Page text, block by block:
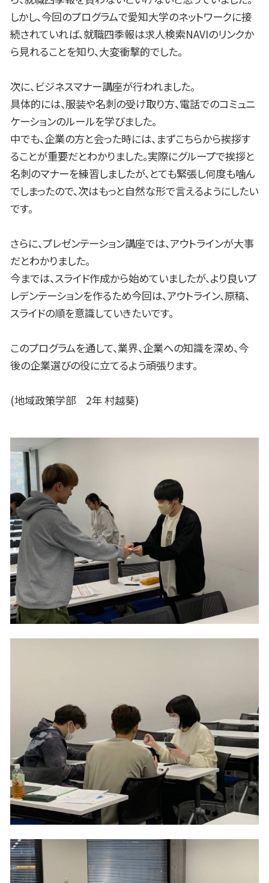
しかし、今回のプログラムで愛知大学のネットワークに接
続されていれば、就職四季報は求人検索NAVIのリンクか
ら見れることを知り、大変衝撃的でした。
次に、ビジネスマナー講座が行われました。
具体的には、服装や名刺の受け取り方、電話でのコミュニ
ケーションのルールを学びました。
中でも、企業の方と会った時には、まずこちらから挨拶す
ることが重要だとわかりました。実際にグループで挨拶と
名刺のマナーを練習しましたが、とても緊張し何度も噛ん
でしまったので、次はもっと自然な形で言えるようにしたい
です。
さらに、プレゼンテーション講座では、アウトラインが大事
だとわかりました。
今までは、スライド作成から始めていましたが、より良いプ
レデンテーションを作るため今回は、アウトライン、原稿、
スライドの順を意識していきたいです。
このプログラムを通して、業界、企業への知識を深め、今
後の企業選びの役に立てるよう頑張ります。
(地域政策学部 2年 村越葵)